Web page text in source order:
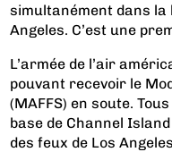
simultanément dans la
Angeles. C’est une
L’armée de l’air
pouvant recevoir le
(MAFFS) en soute.
base de Channel
des feux de Los